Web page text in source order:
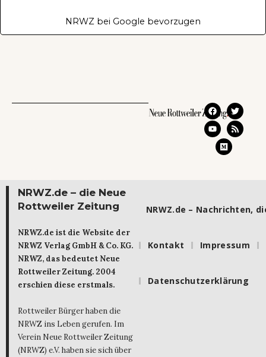
NRWZ bei Google bevorzugen
NRWZ.de – die Neue
Rottweiler Zeitung
NRWZ.de ist die Website der
NRWZ Verlag GmbH & Co. KG.
NRWZ, das bedeutet Neue
Rottweiler Zeitung. 2004
erschien diese erstmals.
Rottweiler Bürger haben die
NRWZ ins Leben gerufen. Im
Verein Neue Rottweiler Zeitung
(NRWZ) e.V. haben sie sich über
NRWZ.de – Nachrichten,
Kontakt Impressum
Datenschutzerklärung